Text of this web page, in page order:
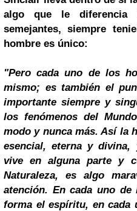
algo que le
semejantes, siempre
hombre es único:
"Pero cada uno de los
mismo; es también el
importante siempre y
los fenómenos del
modo y nunca más. Así la
esencial, eterna y divina,
vive en alguna parte y
Naturaleza, es algo
atención. En cada uno
forma el espíritu, en cada